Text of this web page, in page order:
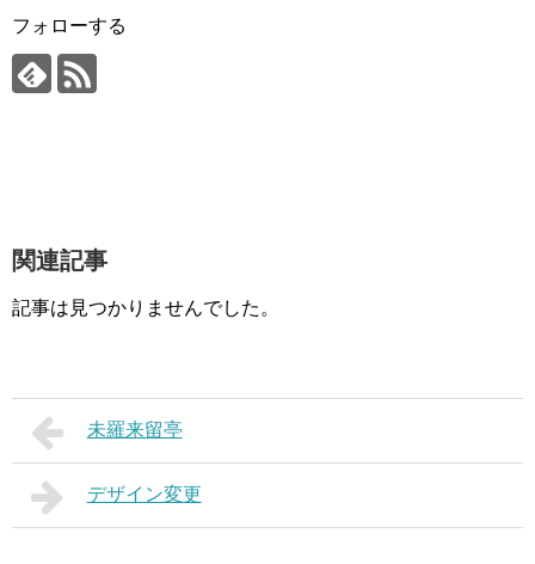
フォローする
関連記事
記事は見つかりませんでした。
未羅来留亭
デザイン変更